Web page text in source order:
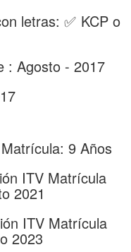
letras: ✅ KCP o
: Agosto - 2017
9 Años
ITV Matrícula
2021
ITV Matrícula
2023